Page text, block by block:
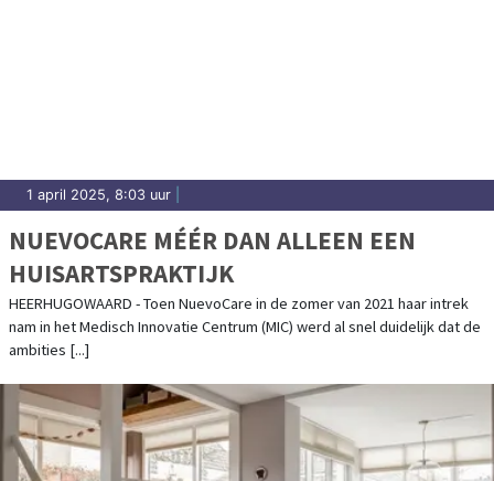
1 april 2025, 8:03 uur
NUEVOCARE MÉÉR DAN ALLEEN EEN
HUISARTSPRAKTIJK
HEERHUGOWAARD - Toen NuevoCare in de zomer van 2021 haar intrek
nam in het Medisch Innovatie Centrum (MIC) werd al snel duidelijk dat de
ambities [...]